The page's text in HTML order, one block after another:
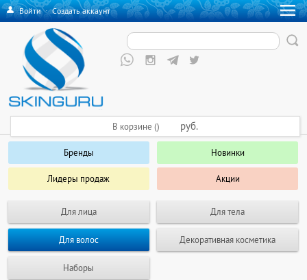
Войти·Создать аккаунт
Бренды Новинки
Лидеры продаж Акции
Для лица Для тела
Для волос Декоративная косметика
Наборы
В корзине () руб.